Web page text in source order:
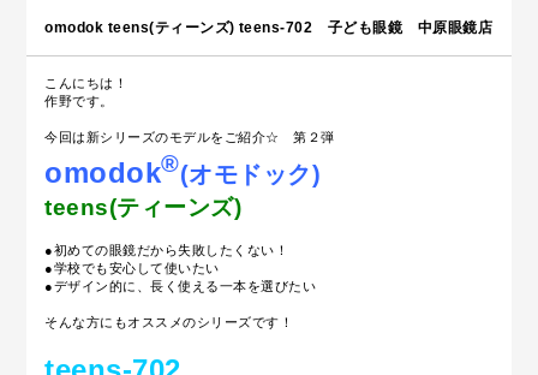
omodok teens(ティーンズ) teens-702 子ども眼鏡 中原眼鏡店
こんにちは！
作野です。
今回は新シリーズのモデルをご紹介☆ 第２弾
omodok®(オモドック)
teens(ティーンズ)
●初めての眼鏡だから失敗したくない！
●学校でも安心して使いたい
●デザイン的に、長く使える一本を選びたい
そんな方にもオススメのシリーズです！